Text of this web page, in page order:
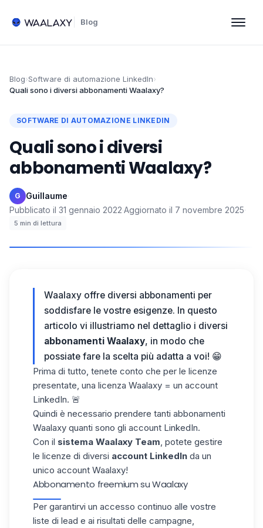
Blog
Blog›Software di automazione LinkedIn›
Quali sono i diversi abbonamenti Waalaxy?
SOFTWARE DI AUTOMAZIONE LINKEDIN
Quali sono i diversi
abbonamenti Waalaxy?
G Guillaume·
Pubblicato il 31 gennaio 2022·Aggiornato il 7 novembre 2025·
5 min di lettura
Waalaxy offre diversi abbonamenti per
soddisfare le vostre esigenze. In questo
articolo vi illustriamo nel dettaglio i diversi
abbonamenti Waalaxy, in modo che
possiate fare la scelta più adatta a voi! 😁
Prima di tutto, tenete conto che per le licenze
presentate, una licenza Waalaxy = un account
LinkedIn. 🚨
Quindi è necessario prendere tanti abbonamenti
Waalaxy quanti sono gli account LinkedIn.
Con il sistema Waalaxy Team, potete gestire
le licenze di diversi account LinkedIn da un
unico account Waalaxy!
Abbonamento freemium su Waalaxy
Per garantirvi un accesso continuo alle vostre
liste di lead e ai risultati delle campagne,